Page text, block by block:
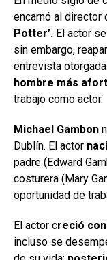
encarnó al director
Potter’. El actor se
sin embargo,
entrevista
hombre más
trabajo como actor.
Michael Gambon
Dublín. El actor
padre (Edward
costurera (Mary
oportunidad de
El actor creció
incluso se